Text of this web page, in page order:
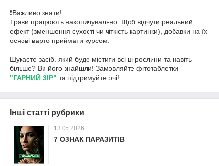
❗️Важливо знати!
Трави працюють накопичувально. Щоб відчути реальний
ефект (зменшення сухості чи чіткість картинки), добавки на їх
основі варто приймати курсом.
Шукаєте засіб, який буде містити всі ці рослини та навіть
більше? Ви його знайшли! Замовляйте фітотаблетки
"ГАРНИЙ ЗІР" та підтримуйте очі!
Інші статті рубрики
13.05.2026
7 ОЗНАК ПАРАЗИТІВ